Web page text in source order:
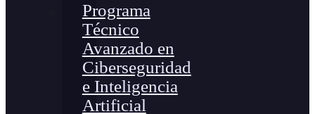
Programa
Técnico
Avanzado en
Ciberseguridad
e Inteligencia
Artificial